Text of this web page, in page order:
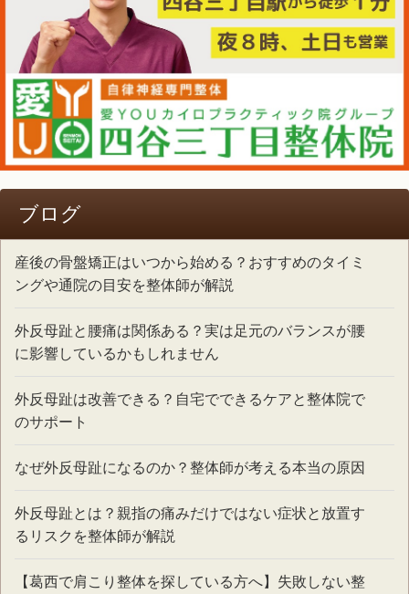
ブログ
産後の骨盤矯正はいつから始める？おすすめのタイミ
ングや通院の目安を整体師が解説
外反母趾と腰痛は関係ある？実は足元のバランスが腰
に影響しているかもしれません
外反母趾は改善できる？自宅でできるケアと整体院で
のサポート
なぜ外反母趾になるのか？整体師が考える本当の原因
外反母趾とは？親指の痛みだけではない症状と放置す
るリスクを整体師が解説
【葛西で肩こり整体を探している方へ】失敗しない整